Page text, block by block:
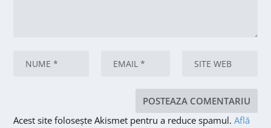
Acest site folosește Akismet pentru a reduce spamul.Află